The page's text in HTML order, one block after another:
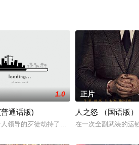
是一名高手，如今放弃了柔道，已沦落成债务
1.0
通话版)
领导的歹徒劫持了一家医院，并把正在医院
正片
人之怒 （国语版）
在一次全副武装的运